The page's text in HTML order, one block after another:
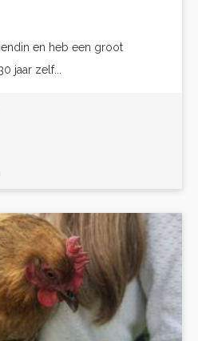
en heb een groot
jaar zelf...